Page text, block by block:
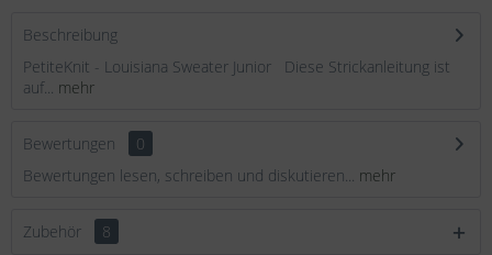
Beschreibung
PetiteKnit - Louisiana Sweater Junior Diese Strickanleitung ist
auf... mehr
Bewertungen
0
Bewertungen lesen, schreiben und diskutieren... mehr
Zubehör 8